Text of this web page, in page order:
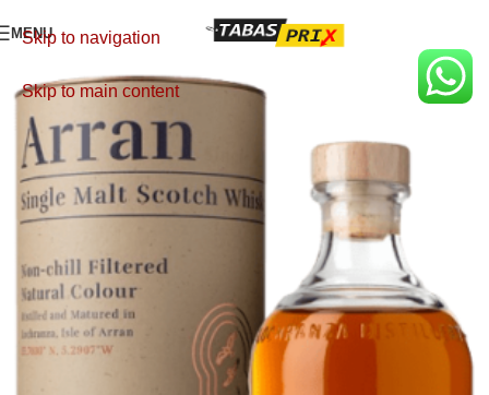
Skip to navigation
Skip to main content
MENU